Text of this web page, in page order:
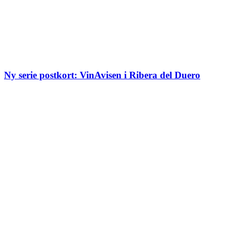
Ny serie postkort: VinAvisen i Ribera del Duero